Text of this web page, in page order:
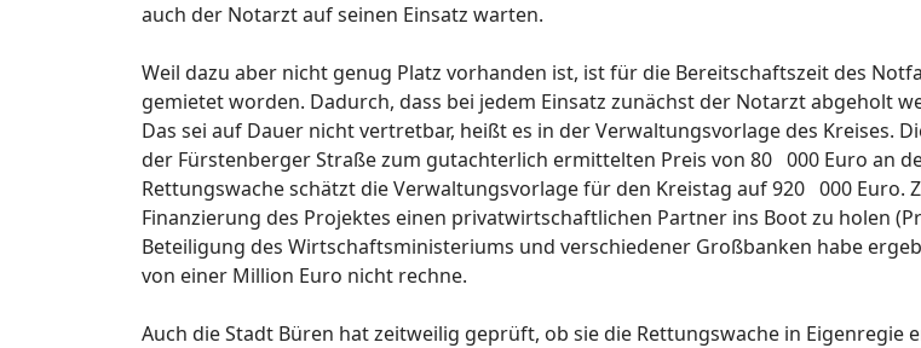
auch der Notarzt auf seinen Einsatz warten.
Weil dazu aber nicht genug Platz vorhanden ist, ist für die Bereitschaftszeit des
gemietet worden. Dadurch, dass bei jedem Einsatz zunächst der Notarzt abgeholt
Das sei auf Dauer nicht vertretbar, heißt es in der Verwaltungsvorlage des Kreises.
der Fürstenberger Straße zum gutachterlich ermittelten Preis von 80 000 Euro an
Rettungswache schätzt die Verwaltungsvorlage für den Kreistag auf 920 000
Finanzierung des Projektes einen privatwirtschaftlichen Partner ins Boot zu holen
Beteiligung des Wirtschaftsministeriums und verschiedener Großbanken habe
von einer Million Euro nicht rechne.
Auch die Stadt Büren hat zeitweilig geprüft, ob sie die Rettungswache in Eigenregie